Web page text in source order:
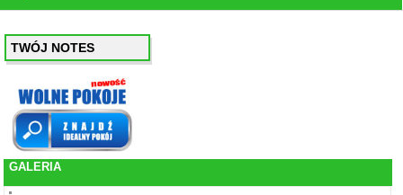
TWÓJ NOTES
GALERIA